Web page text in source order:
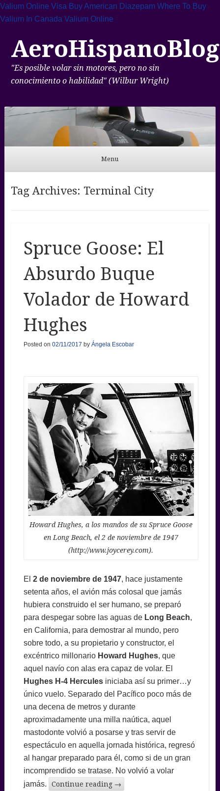
Valium Online Visa Buy American Diazepam Where To Buy
Valium In Canada Valium Online
AeroHispanoBlog
"Es posible volar sin motores, pero no sin
conocimiento o habilidad" (Wilbur Wright)
Menu
Tag Archives: Terminal City
Spruce Goose: El
Absurdo Buque
Volador de Howard
Hughes
Posted on 02/11/2017 by Ángela Escobar
Howard Hughes, a los mandos de su Spruce Goose
en Long Beach, el 2 de noviembre de 1947
(http://www.joycerey.com).
El 2 de noviembre de 1947, hace justamente
setenta años, el avión más colosal que jamás
hubiera construido el ser humano, se preparó
para despegar sobre las aguas de Long Beach,
en California, para demostrar al mundo, pero
sobre todo, a su propietario y constructor, el
excéntrico millonario Howard Hughes, que
aquel navío con alas era capaz de volar. El
Hughes H-4 Herculesiniciaba así su primer…y
único vuelo. Separado del Pacífico poco más de
una decena de metros y durante
aproximadamente una milla naútica, aquel
mastodonte volvió a posarse y tras servir de
espectáculo en aquella jornada histórica, regresó
al hangar preparado para él, como si de un gran
incomprendido se tratase. No volvió a volar
jamás.
Continue reading →